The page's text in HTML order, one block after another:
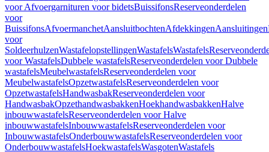
voor Afvoergarnituren voor bidetsBuissifonsReserveonderdelen
voor
BuissifonsAfvoermanchetAansluitbochtenAfdekkingenAansluitingen
voor
SoldeerhulzenWastafelopstellingenWastafelsWastafels
voor WastafelsDubbele wastafelsReserveonderdelen voor Dubbele
wastafelsMeubelwastafelsReserveonderdelen voor
MeubelwastafelsOpzetwastafelsReserveonderdelen voor
OpzetwastafelsHandwasbakReserveonderdelen voor
HandwasbakOpzethandwasbakkenHoekhandwasbakkenHalve
inbouwwastafelsReserveonderdelen voor Halve
inbouwwastafelsInbouwwastafelsReserveonderdelen voor
InbouwwastafelsOnderbouwwastafelsReserveonderdelen voor
OnderbouwwastafelsHoekwastafelsWasgotenWastafels